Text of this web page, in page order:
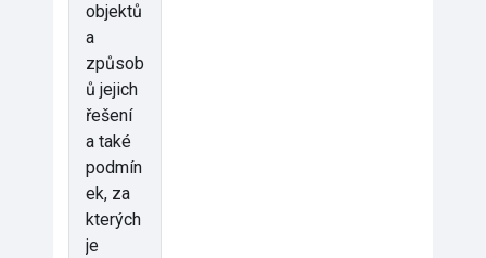
objektů
a
způsob
ů jejich
řešení
a také
podmín
ek, za
kterých
je